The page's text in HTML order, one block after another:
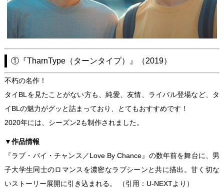
①『TharnType（ターンタイプ）』（2019）
不朽の名作！
タイBLを見たことがない方も、純愛、友情、ライバル登場など、タ
イBLの魅力がグッと詰まっており、とてもおすすめです！
2020年には、シーズン2も制作されました。
▼作品情報
『ラブ・バイ・チャンス／Love By Chance』の数年前を舞台に、男
子大学生同士のロマンスを濃密なラブシーンと共に描出。甘く切な
いストーリー展開に引き込まれる。 （引用： U-NEXTより）